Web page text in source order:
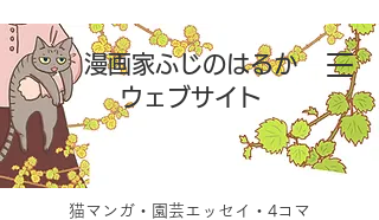
漫画家ふじのはるか
ウェブサイト
猫マンガ・園芸エッセイ・4コマ